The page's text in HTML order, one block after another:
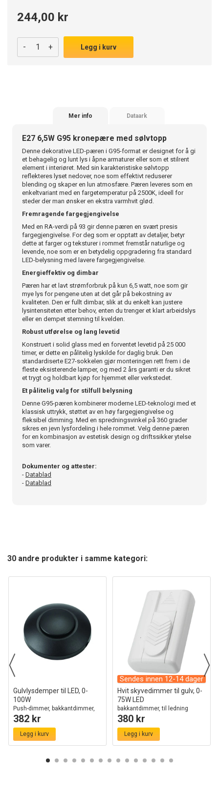
244,00 kr
- + Legg i kurv
Mer info Dataark
E27 6,5W G95 kronepære med sølvtopp
Denne dekorative LED-pæren i G95-format er designet for å gi
et behagelig og lunt lys i åpne armaturer eller som et stilrent
element i interiøret. Med sin karakteristiske sølvtopp
reflekteres lyset nedover, noe som effektivt reduserer
blending og skaper en lun atmosfære. Pæren leveres som en
enkeltvariant med en fargetemperatur på 2500K, ideell for
steder der man ønsker en ekstra varmhvit glød.
Fremragende fargegjengivelse
Med en RA-verdi på 93 gir denne pæren en svært presis
fargegjengivelse. For deg som er opptatt av detaljer, betyr
dette at farger og teksturer i rommet fremstår naturlige og
levende, noe som er en betydelig oppgradering fra standard
LED-belysning med lavere fargegjengivelse.
Energieffektiv og dimbar
Pæren har et lavt strømforbruk på kun 6,5 watt, noe som gir
mye lys for pengene uten at det går på bekostning av
kvaliteten. Den er fullt dimbar, slik at du enkelt kan justere
lysintensiteten etter behov, enten du trenger et klart arbeidslys
eller en dempet stemning til kvelden.
Robust utførelse og lang levetid
Konstruert i solid glass med en forventet levetid på 25 000
timer, er dette en pålitelig lyskilde for daglig bruk. Den
standardiserte E27-sokkelen gjør monteringen rett frem i de
fleste eksisterende lamper, og med 2 års garanti er du sikret
et trygt og holdbart kjøp for hjemmet eller verkstedet.
Et pålitelig valg for stilfull belysning
Denne G95-pæren kombinerer moderne LED-teknologi med et
klassisk uttrykk, støttet av en høy fargegjengivelse og
fleksibel dimming. Med en spredningsvinkel på 360 grader
sikres en jevn lysfordeling i hele rommet. Velg denne pæren
for en kombinasjon av estetisk design og driftssikker ytelse
som varer.
Dokumenter og attester:
- Datablad
- Datablad
30 andre produkter i samme kategori:
Gulvlysdemper til LED, 0-
100W
Push-dimmer, bakkantdimmer,
sort
382 kr
Legg i kurv
Sendes innen 12-14 dager
Hvit skyvedimmer til gulv, 0-
75W LED
bakkantdimmer, til ledning
380 kr
Legg i kurv